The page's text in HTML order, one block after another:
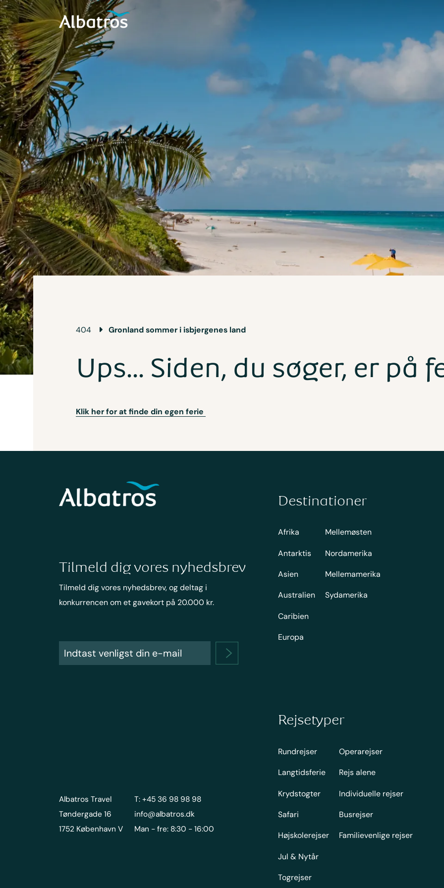
404 Gronland sommer i isbjergenes land
Ups... Siden, du søger, er på
Klik her for at finde din egen ferie
Tilmeld dig vores nyhedsbrev
Tilmeld dig vores nyhedsbrev, og deltag i
konkurrencen om et gavekort på 20.000 kr.
Destinationer
Afrika
Antarktis
Asien
Australien
Caribien
Europa
Mellemøsten
Nordamerika
Mellemamerika
Sydamerika
Albatros Travel
Tøndergade 16
1752 København V
T: +45 36 98 98 98
info@albatros.dk
Man - fre: 8:30 - 16:00
Rejsetyper
Rundrejser
Langtidsferie
Krydstogter
Safari
Højskolerejser
Jul & Nytår
Togrejser
Operarejser
Rejs alene
Individuelle rejser
Busrejser
Familievenlige rejser